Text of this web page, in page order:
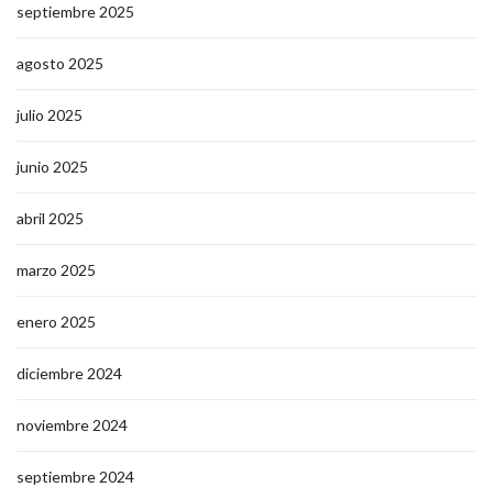
septiembre 2025
agosto 2025
julio 2025
junio 2025
abril 2025
marzo 2025
enero 2025
diciembre 2024
noviembre 2024
septiembre 2024